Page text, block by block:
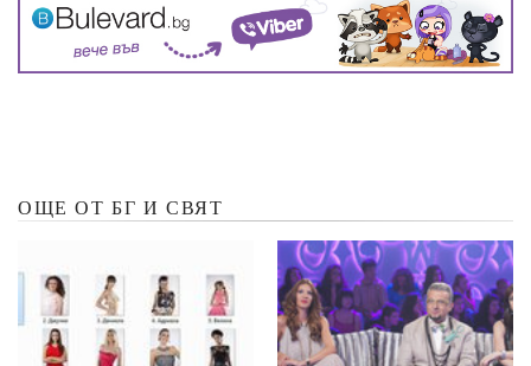
ОЩЕ ОТ БГ И СВЯТ